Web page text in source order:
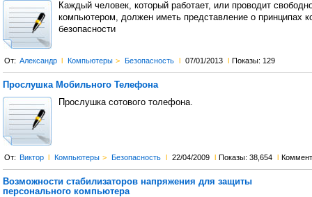
Каждый человек, который работает, или проводит
компьютером, должен иметь представление о принципах
безопасности
От: Александр l Компьютеры > Безопасность l 07/01/2013 l Показы: 129
Прослушка Мобильного Телефона
Прослушка сотового толефона.
От: Виктор l Компьютеры > Безопасность l 22/04/2009 l Показы: 38,654 l
Возможности стабилизаторов напряжения для защиты
персонального компьютера